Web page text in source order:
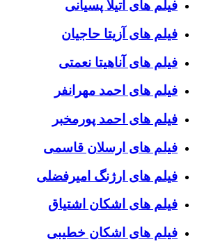
فیلم های آتیلا پسیانی
فیلم های آزیتا حاجیان
فیلم های آناهیتا نعمتی
فیلم های احمد مهرانفر
فیلم های احمد پورمخبر
فیلم های ارسلان قاسمی
فیلم های ارژنگ امیرفضلی
فیلم های اشکان اشتیاق
فیلم های اشکان خطیبی